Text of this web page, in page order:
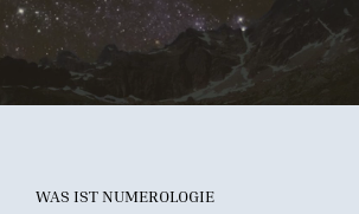
WAS IST NUMEROLOGIE